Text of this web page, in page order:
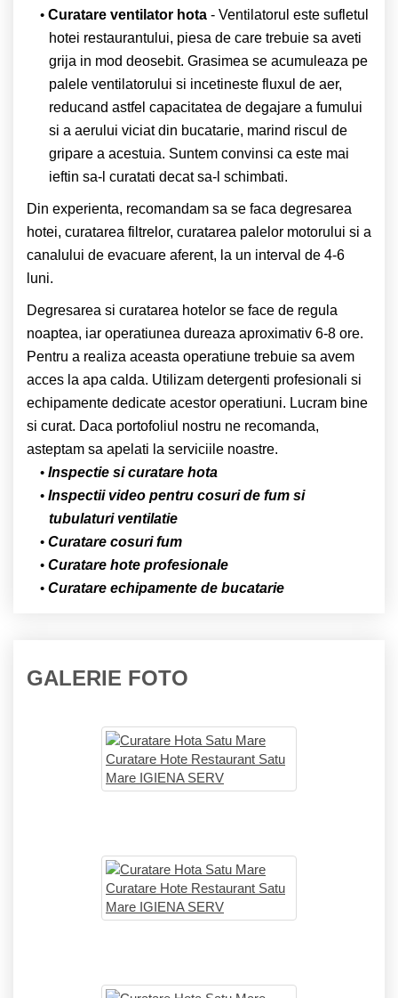
Curatare ventilator hota - Ventilatorul este sufletul
hotei restaurantului, piesa de care trebuie sa aveti
grija in mod deosebit. Grasimea se acumuleaza pe
palele ventilatorului si incetineste fluxul de aer,
reducand astfel capacitatea de degajare a fumului
si a aerului viciat din bucatarie, marind riscul de
gripare a acestuia. Suntem convinsi ca este mai
ieftin sa-l curatati decat sa-l schimbati.
Din experienta, recomandam sa se faca degresarea
hotei, curatarea filtrelor, curatarea palelor motorului si a
canalului de evacuare aferent, la un interval de 4-6
luni.
Degresarea si curatarea hotelor se face de regula
noaptea, iar operatiunea dureaza aproximativ 6-8 ore.
Pentru a realiza aceasta operatiune trebuie sa avem
acces la apa calda. Utilizam detergenti profesionali si
echipamente dedicate acestor operatiuni. Lucram bine
si curat. Daca portofoliul nostru ne recomanda,
asteptam sa apelati la serviciile noastre.
Inspectie si curatare hota
Inspectii video pentru cosuri de fum si
tubulaturi ventilatie
Curatare cosuri fum
Curatare hote profesionale
Curatare echipamente de bucatarie
GALERIE FOTO